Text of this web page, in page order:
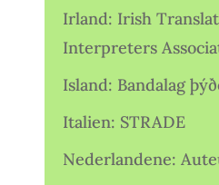
Irland: Irish
Interpreters
Island: Bandalag
Italien: STRADE
Nederlandene: